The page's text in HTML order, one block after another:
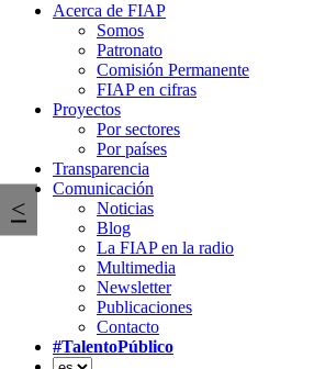
Acerca de FIAP
Somos
Patronato
Comisión Permanente
FIAP en cifras
Proyectos
Por sectores
Por países
Transparencia
Comunicación
Noticias
Blog
La FIAP en la radio
Multimedia
Newsletter
Publicaciones
Contacto
#TalentoPúblico
<